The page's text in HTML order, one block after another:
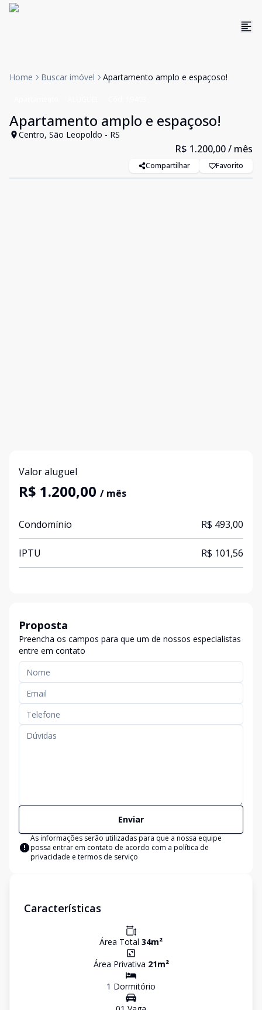
Home Buscar imóvel Apartamento amplo e espaçoso!
Apartamento amplo e espaçoso!
Centro, São Leopoldo - RS
R$ 1.200,00/ mês
Compartilhar Favorito
Valor aluguel
R$ 1.200,00 / mês
Condomínio R$ 493,00
IPTU R$ 101,56
Proposta
Preencha os campos para que um de nossos especialistas
entre em contato
Enviar
As informações serão utilizadas para que a nossa equipe
possa entrar em contato de acordo com a política de
privacidade e termos de serviço
Características
Área Total 34m²
Área Privativa 21m²
1 Dormitório